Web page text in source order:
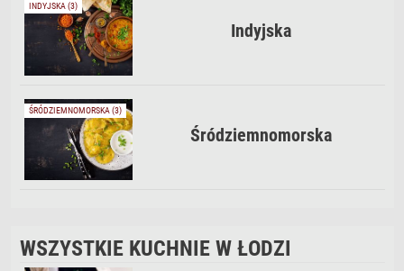
INDYJSKA (3)
Indyjska
ŚRÓDZIEMNOMORSKA (3)
Śródziemnomorska
WSZYSTKIE KUCHNIE W ŁODZI